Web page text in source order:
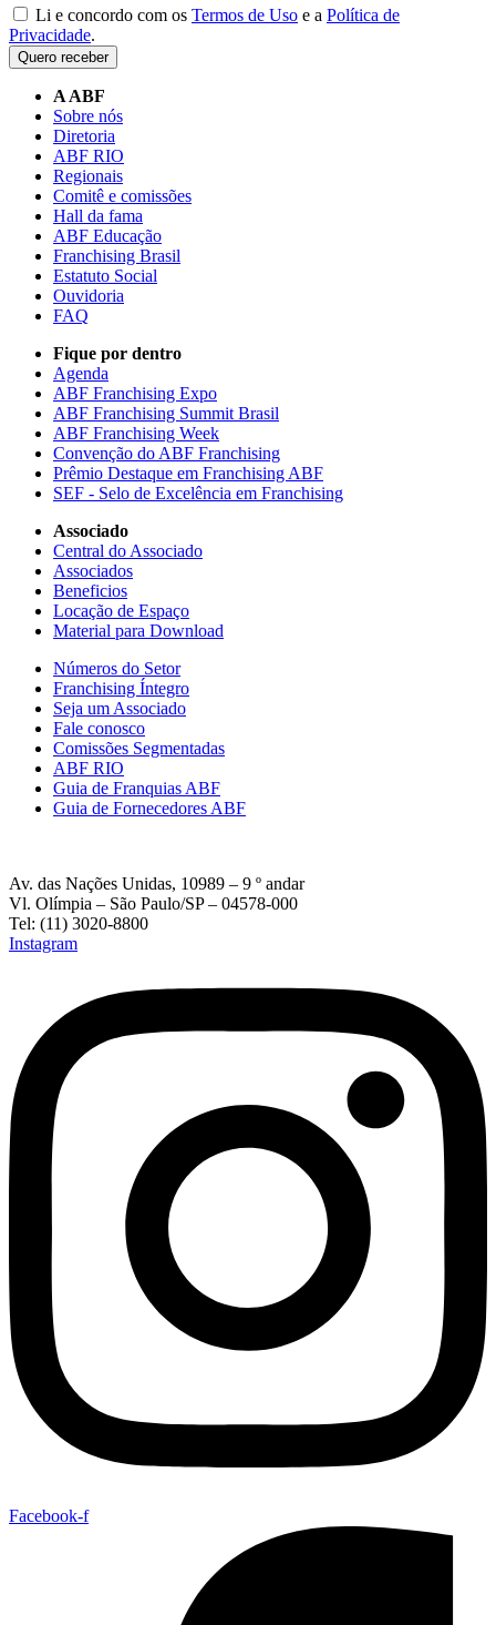
Li e concordo com os Termos de Uso e a Política de
Privacidade.
Quero receber
A ABF
Sobre nós
Diretoria
ABF RIO
Regionais
Comitê e comissões
Hall da fama
ABF Educação
Franchising Brasil
Estatuto Social
Ouvidoria
FAQ
Fique por dentro
Agenda
ABF Franchising Expo
ABF Franchising Summit Brasil
ABF Franchising Week
Convenção do ABF Franchising
Prêmio Destaque em Franchising ABF
SEF - Selo de Excelência em Franchising
Associado
Central do Associado
Associados
Beneficios
Locação de Espaço
Material para Download
Números do Setor
Franchising Íntegro
Seja um Associado
Fale conosco
Comissões Segmentadas
ABF RIO
Guia de Franquias ABF
Guia de Fornecedores ABF
Av. das Nações Unidas, 10989 – 9 º andar
Vl. Olímpia – São Paulo/SP – 04578-000
Tel: (11) 3020-8800
Instagram
Facebook-f